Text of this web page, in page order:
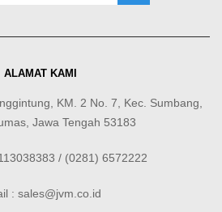
ALAMAT KAMI
KM. 2 No. 7, Kec. Sumbang,
Jawa Tengah 53183
/ (0281) 6572222
: sales@jvm.co.id